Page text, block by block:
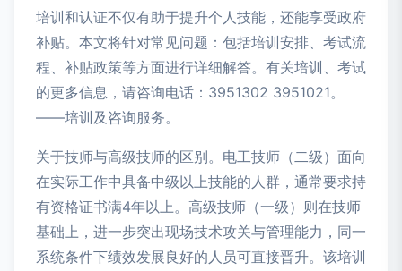
培训和认证不仅有助于提升个人技能，还能享受政府
补贴。本文将针对常见问题：包括培训安排、考试流
程、补贴政策等方面进行详细解答。有关培训、考试
的更多信息，请咨询电话：3951302 3951021。
——培训及咨询服务。
关于技师与高级技师的区别。电工技师（二级）面向
在实际工作中具备中级以上技能的人群，通常要求持
有资格证书满4年以上。高级技师（一级）则在技师
基础上，进一步突出现场技术攻关与管理能力，同一
系统条件下绩效发展良好的人员可直接晋升。该培训